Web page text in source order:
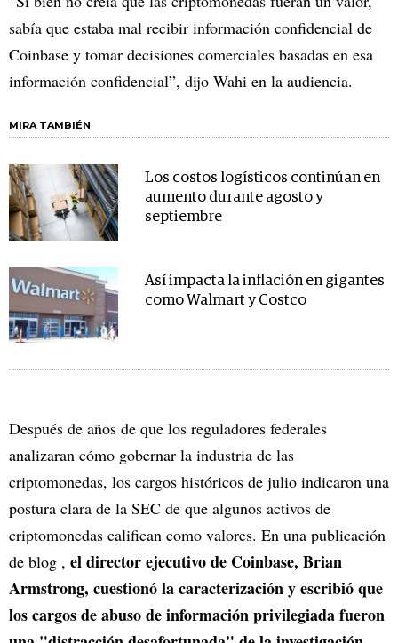
sabía que estaba mal recibir información confidencial de
Coinbase y tomar decisiones comerciales basadas en esa
información confidencial”, dijo Wahi en la audiencia.
MIRA TAMBIÉN
Los costos logísticos continúan en
aumento durante agosto y
septiembre
Así impacta la inflación en gigantes
como Walmart y Costco
Después de años de que los reguladores federales
analizaran cómo gobernar la industria de las
criptomonedas, los cargos históricos de julio indicaron una
postura clara de la SEC de que algunos activos de
criptomonedas califican como valores. En una publicación
de blog , el director ejecutivo de Coinbase, Brian
Armstrong, cuestionó la caracterización y escribió que
los cargos de abuso de información privilegiada fueron